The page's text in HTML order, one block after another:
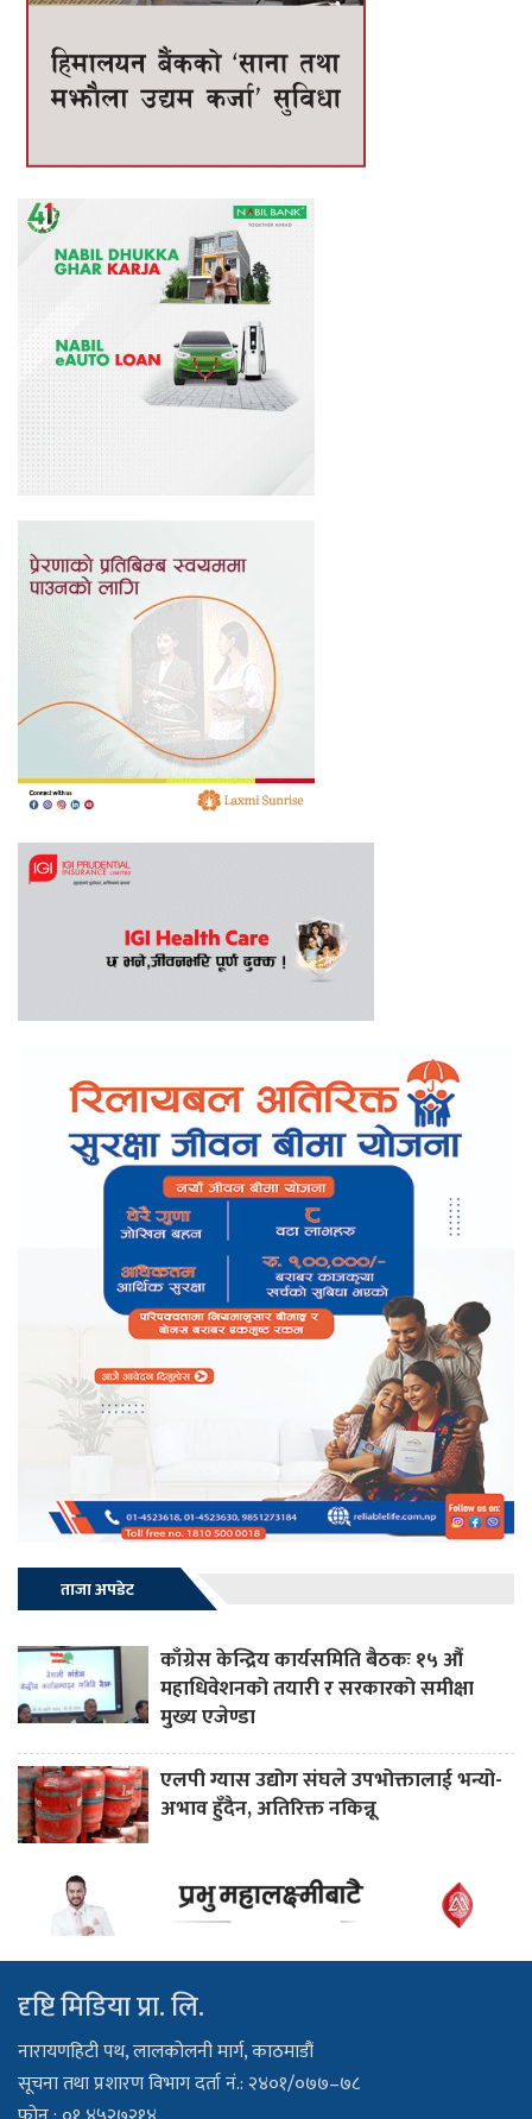
ताजा अपडेट
काँग्रेस केन्द्रिय कार्यसमिति बैठकः १५ औं
महाधिवेशनको तयारी र सरकारको समीक्षा
मुख्य एजेण्डा
एलपी ग्यास उद्योग संघले उपभोक्तालाई भन्यो-
अभाव हुँदैन, अतिरिक्त नकिन्नू
दृष्टि मिडिया प्रा. लि.
नारायणहिटी पथ, लालकोलनी मार्ग, काठमाडौं
सूचना तथा प्रशारण विभाग दर्ता नं.: २४०१/०७७–७८